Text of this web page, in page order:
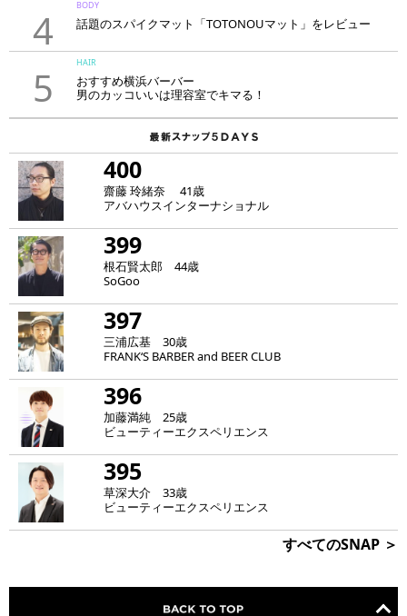
4
BODY
話題のスパイクマット「TOTONOUマット」をレビュー
5
HAIR
おすすめ横浜バーバー
男のカッコいいは理容室でキマる！
400
齋藤 玲緒奈 41歳
アバハウスインターナショナル
399
根石賢太郎 44歳
SoGoo
397
三浦広基 30歳
FRANK‘S BARBER and BEER CLUB
396
加藤満純 25歳
ビューティーエクスペリエンス
395
草深大介 33歳
ビューティーエクスペリエンス
すべてのSNAP ＞